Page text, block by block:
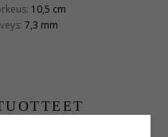
10,5 cm
7,3 mm